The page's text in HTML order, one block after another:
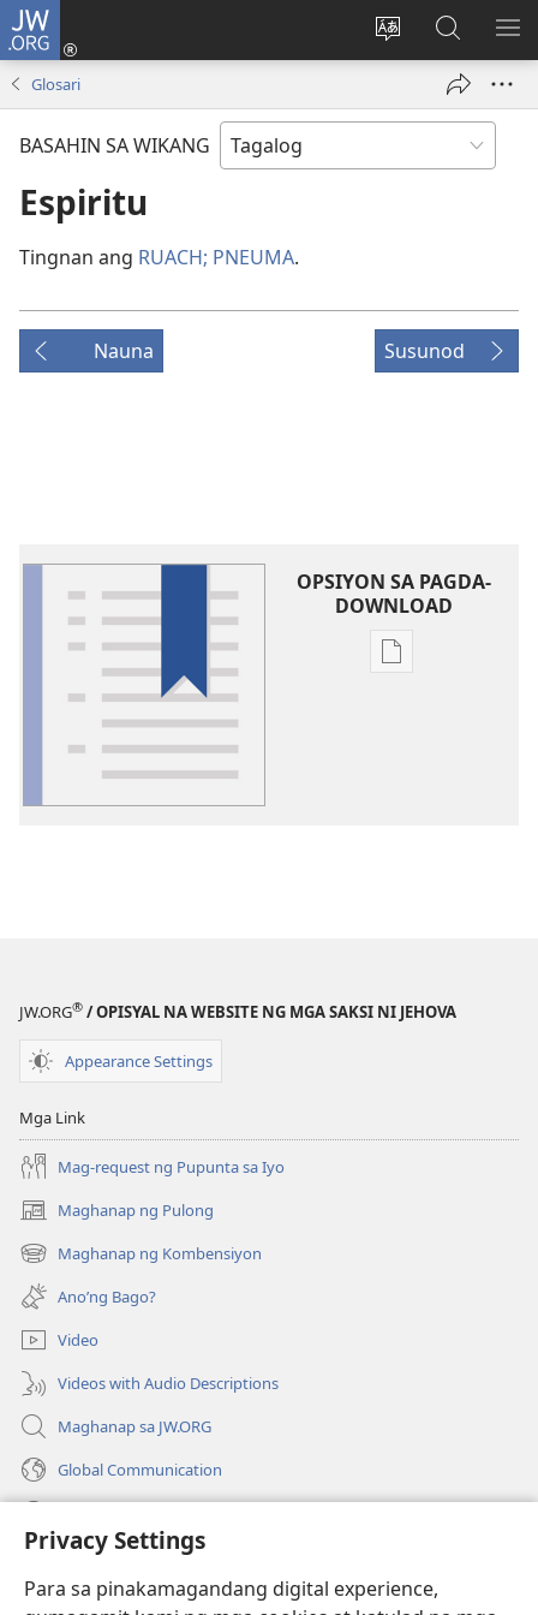
Privacy Settings
Para sa pinakamagandang digital experience,
JW.ORG
Baguhin
ng
Mag-
log
bubukas
sa
JW.ORG
Glosari
BASAHIN SA WIKANG
Espiritu
Tingnan ang RUACH; PNEUMA.
Nauna Susunod
OPSIYON SA PAGDA-
DOWNLOAD
Opsiyon
JW.ORG® / OPISYAL NA WEBSITE NG MGA SAKSI NI JEHOVA
Appearance Settings
Mga Link
Mag-request ng Pupunta sa Iyo
Maghanap ng Pulong
(may
bubukas
na
bagong
window)
Maghanap ng Kombensiyon
(may
bubukas
na
bagong
window)
Ano’ng Bago?
Video
Videos with Audio Descriptions
Maghanap sa JW.ORG
Global Communication
(may